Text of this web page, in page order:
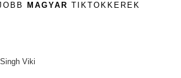
MAGYAR TIKTOKKEREK
Singh Viki